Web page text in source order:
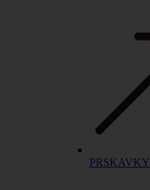
PRSKAVKY